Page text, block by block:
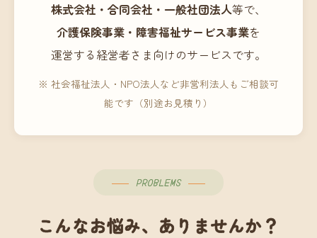
株式会社・合同会社・一般社団法人等で、
介護保険事業・障害福祉サービス事業を
運営する経営者さま向けのサービスです。
※ 社会福祉法人・NPO法人など非営利法人もご相談可
能です（別途お見積り）
PROBLEMS
こんなお悩み、ありませんか？